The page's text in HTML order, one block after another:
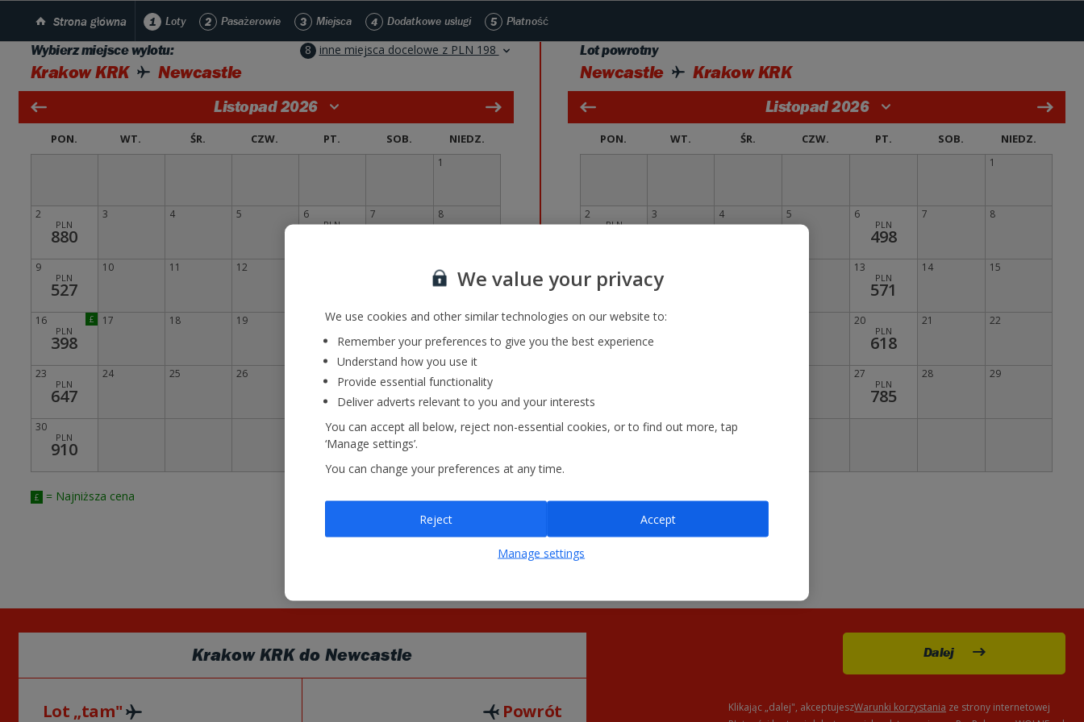
Strona główna 1 Loty 2 Pasażerowie 3 Miejsca 4 Dodatkowe usługi 5 Płatność
Wybierz miejsce wylotu:
Krakow KRK Newcastle
8 inne miejsca docelowe z PLN 198
Listopad 2026
PON. WT. ŚR. CZW. PT. SOB. NIEDZ.
1
2
PLN
880
3 4 5 6
PLN
7 8
9
PLN
527
10 11 12 15
£
16
PLN
398
17 18 19
468
21 22
23
PLN
647
24 25 26
PLN
492
30
PLN
910
£ = Najniższa cena
Lot powrotny
Newcastle Krakow KRK
Listopad 2026
PON. WT. ŚR. CZW. PT. SOB. NIEDZ.
1
2
PLN
3 4 5 6
PLN
498
7 8
PLN
422
13
PLN
571
14 15
£
16
398
17 20
PLN
618
21 22
27
PLN
785
28 29
30
PLN
Krakow KRKdoNewcastle
Lot „tam" Powrót
Dalej
Klikając „dalej", akceptujeszWarunki korzystania ze strony internetowej
We value your privacy
We use cookies and other similar technologies on our website to:
Remember your preferences to give you the best experience
Understand how you use it
Provide essential functionality
Deliver adverts relevant to you and your interests
You can accept all below, reject non-essential cookies, or to find out more, tap
‘Manage settings’.
You can change your preferences at any time.
Manage settings
Reject Accept